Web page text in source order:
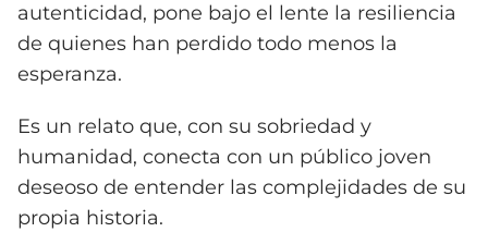
autenticidad, pone bajo el lente la resiliencia
de quienes han perdido todo menos la
esperanza.
Es un relato que, con su sobriedad y
humanidad, conecta con un público joven
deseoso de entender las complejidades de su
propia historia.